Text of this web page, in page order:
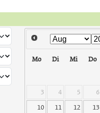
Mo Di Mi Do
3
4 5 6
10
11 12 13